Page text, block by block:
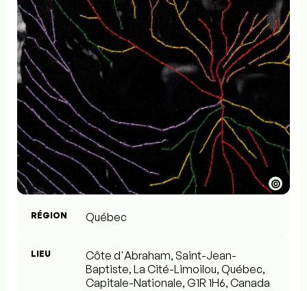
©
RÉGION Québec
LIEU
Côte d'Abraham, Saint-Jean-
Baptiste, La Cité-Limoilou, Québec,
Capitale-Nationale, G1R 1H6, Canada